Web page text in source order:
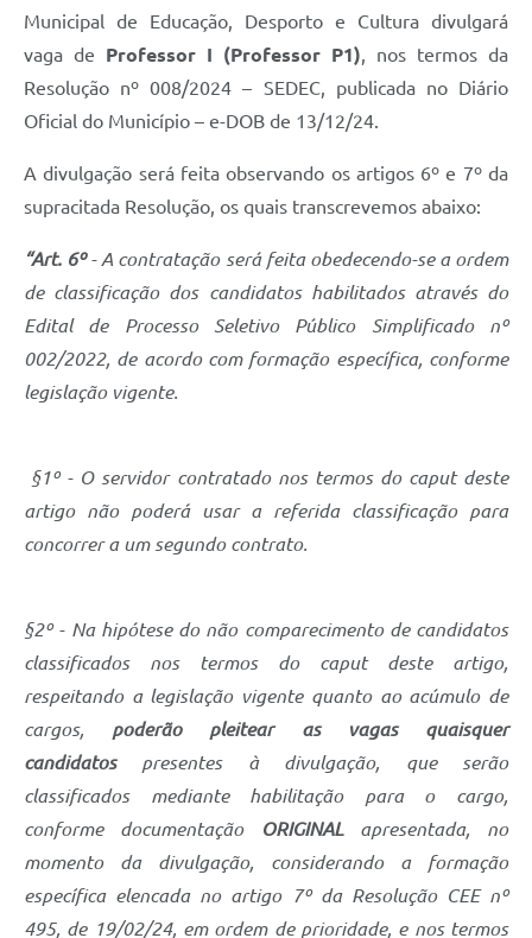
Telefones Úteis
Transparência
SIC
Municipal de Educação, Desporto e Cultura divulgará
vaga de Professor I (Professor P1) , nos termos da
Resolução nº 008/2024 – SEDEC, publicada no Diário
Oficial do Município – e-DOB de 13/12/24.
A divulgação será feita observando os artigos 6º e 7º da
supracitada Resolução, os quais transcrevemos abaixo:
“Art. 6º- A contratação será feita obedecendo-se a ordem
de classificação dos candidatos habilitados através do
Edital de Processo Seletivo Público Simplificado nº
002/2022, de acordo com formação específica, conforme
legislação vigente.
§1º - O servidor contratado nos termos do caput deste
artigo não poderá usar a referida classificação para
concorrer a um segundo contrato.
§2º - Na hipótese do não comparecimento de candidatos
classificados nos termos do caput deste artigo,
respeitando a legislação vigente quanto ao acúmulo de
cargos, poderão pleitear as vagas quaisquer
candidatospresentes à divulgação, que serão
classificados mediante habilitação para o cargo,
conforme documentação
ORIGINAL apresentada, no
momento da divulgação, considerando a formação
específica elencada no artigo 7º da Resolução CEE nº
495, de 19/02/24, em ordem de prioridade, e nos termos